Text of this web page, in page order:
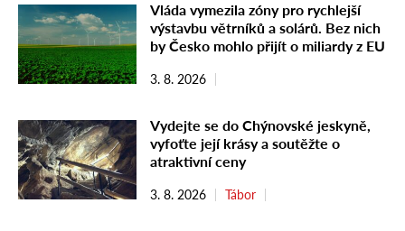
Vláda vymezila zóny pro rychlejší
výstavbu větrníků a solárů. Bez nich
by Česko mohlo přijít o miliardy z EU
3. 8. 2026
Vydejte se do Chýnovské jeskyně,
vyfoťte její krásy a soutěžte o
atraktivní ceny
3. 8. 2026 Tábor